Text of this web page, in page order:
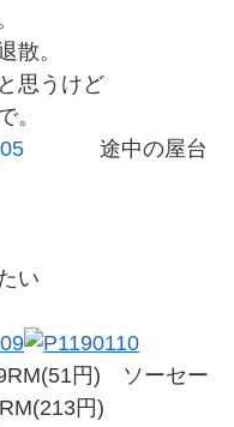
散。
思うけど
。
途中の屋台
い
円) ソーセー
円)